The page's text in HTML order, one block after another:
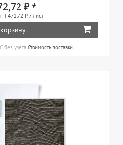
₽ *
| 472,72 ₽ / Лист
без учета Стоимость доставки